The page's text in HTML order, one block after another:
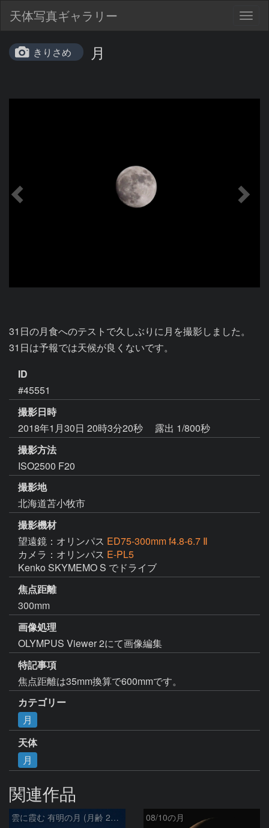
天体写真ギャラリー
きりさめ 月
31日の月食へのテストで久しぶりに月を撮影しました。
31日は予報では天候が良くないです。
ID
#45551
撮影日時
2018年1月30日 20時3分20秒
露出 1/800秒
撮影方法
ISO2500 F20
撮影地
北海道苫小牧市
撮影機材
望遠鏡：オリンパス ED75-300mm f4.8-6.7 Ⅱ
カメラ：オリンパス E-PL5
Kenko SKYMEMO S でドライブ
焦点距離
300mm
画像処理
OLYMPUS Viewer 2にて画像編集
特記事項
焦点距離は35mm換算で600mmです。
カテゴリー
月
天体
月
関連作品
雲に霞む 有明の月 (月齢 26.4) 08/10の月